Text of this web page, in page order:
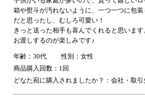
箱や熨斗が汚れないように、一つ一つに包
だと思ったし、むしろ可愛い！
きっと送った相手も喜んでくれると思います
お渡しするのが楽しみです♪
年齢：30代
性別：女性
商品購入回数：1回
どなた宛に購入されましたか？：会社・取引